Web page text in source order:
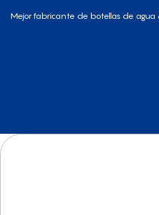
Mejor fabricante de botellas de agua